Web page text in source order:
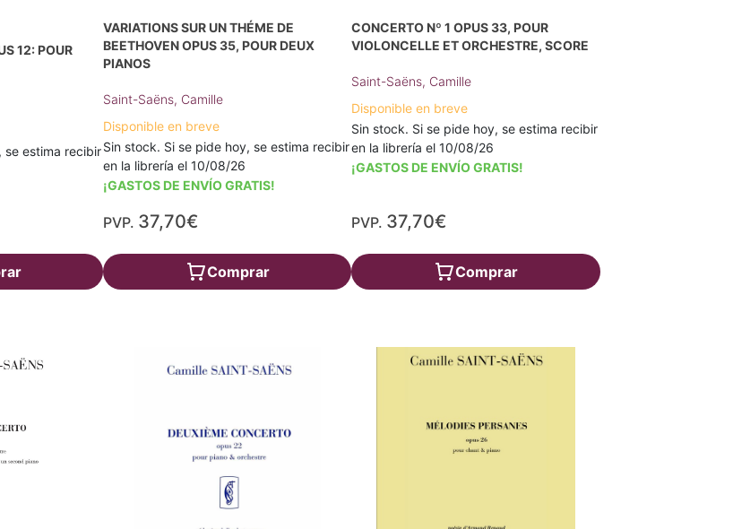
12: POUR
se estima recibir
VARIATIONS SUR UN THÉME DE
BEETHOVEN OPUS 35, POUR DEUX
PIANOS
Saint-Saëns, Camille
Disponible en breve
Sin stock. Si se pide hoy, se estima recibir
en la librería el 10/08/26
¡GASTOS DE ENVÍO GRATIS!
PVP. 37,70€
Comprar
CONCERTO Nº 1 OPUS 33, POUR
VIOLONCELLE ET ORCHESTRE, SCORE
Saint-Saëns, Camille
Disponible en breve
Sin stock. Si se pide hoy, se estima recibir
en la librería el 10/08/26
¡GASTOS DE ENVÍO GRATIS!
PVP. 37,70€
Comprar